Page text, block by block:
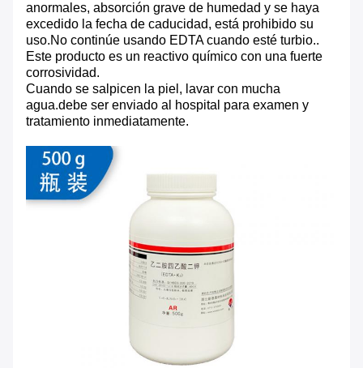
anormales, absorción grave de humedad y se haya
excedido la fecha de caducidad, está prohibido su
uso.No continúe usando EDTA cuando esté turbio..
Este producto es un reactivo químico con una fuerte
corrosividad.
Cuando se salpicen la piel, lavar con mucha
agua.debe ser enviado al hospital para examen y
tratamiento inmediatamente.